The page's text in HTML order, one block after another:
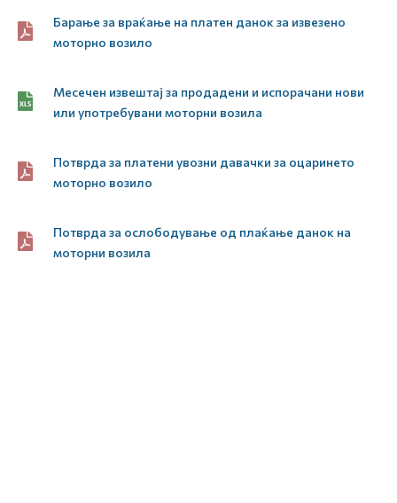
Барање за враќање на платен данок за извезено
моторно возило
Месечен извештај за продадени и испорачани нови
или употребувани моторни возила
Потврда за платени увозни давачки за оцаринето
моторно возило
Потврда за ослободување од плаќање данок на
моторни возила